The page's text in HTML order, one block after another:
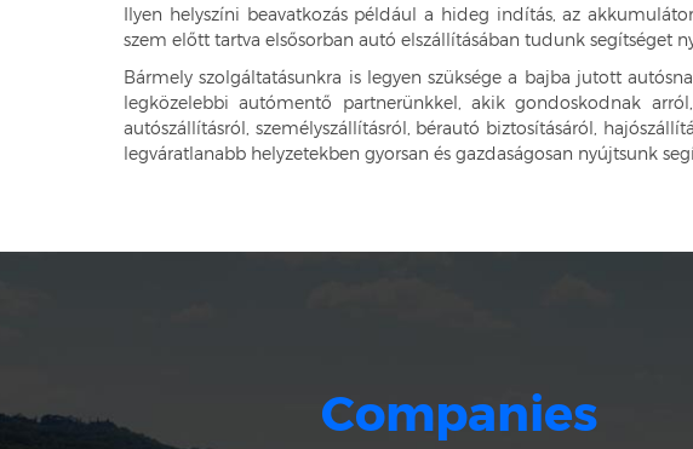
Ilyen helyszíni beavatkozás például a hideg indítás, az
szem előtt tartva elsősorban autó elszállításában tudunk segítséget
Bármely szolgáltatásunkra is legyen szüksége a bajba jutott
legközelebbi autómentő partnerünkkel, akik gondoskodnak
autószállításról, személyszállításról, bérautó biztosításáról,
legváratlanabb helyzetekben gyorsan és gazdaságosan nyújtsunk
Companies